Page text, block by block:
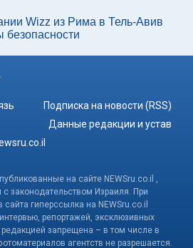
Wizz из Рима в Тель-Авив
безопасности
Подписка на новости (RSS)
Данные редакции и устав
на сайте NEWSru.co.il ,
с законодательством Израиля. При
гиперссылка на NEWSru.co.il
репортажей, эксклюзивных
редакцией запрещена – в том числе в
агентств не разрешается.